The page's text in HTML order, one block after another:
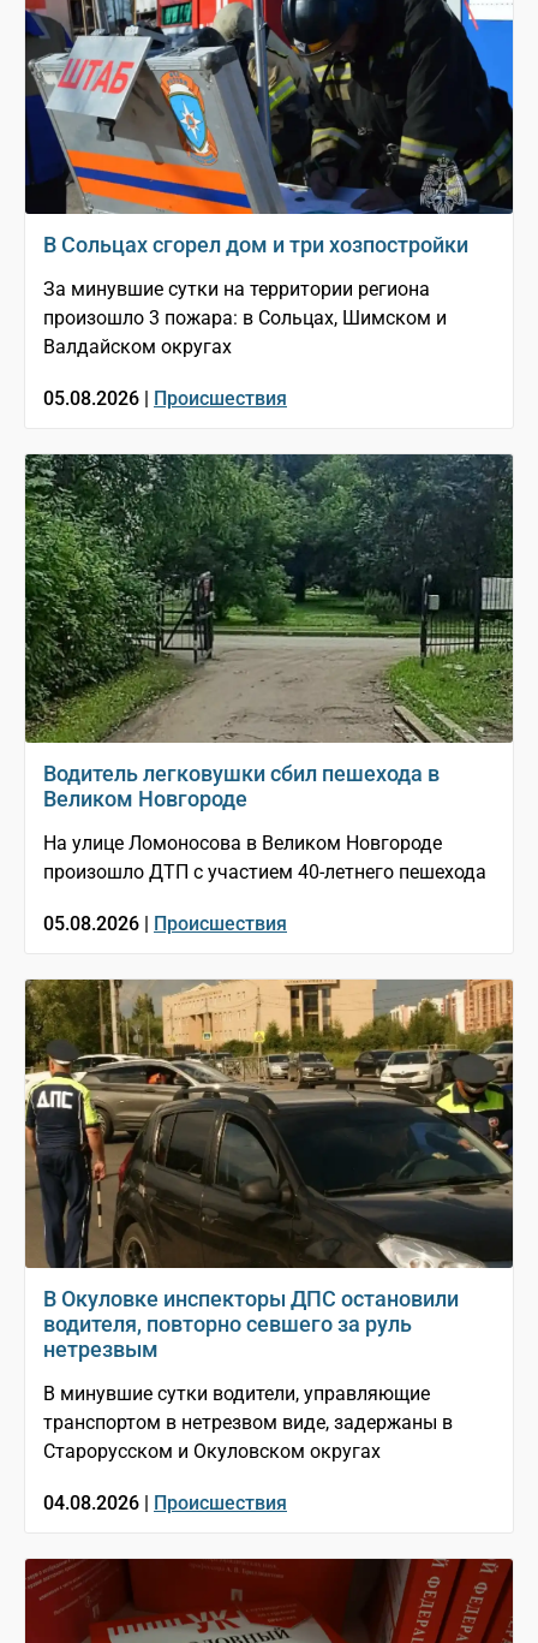
В Сольцах сгорел дом и три хозпостройки
За минувшие сутки на территории региона
произошло 3 пожара: в Сольцах, Шимском и
Валдайском округах
05.08.2026 | Происшествия
Водитель легковушки сбил пешехода в
Великом Новгороде
На улице Ломоносова в Великом Новгороде
произошло ДТП с участием 40-летнего пешехода
05.08.2026 | Происшествия
В Окуловке инспекторы ДПС остановили
водителя, повторно севшего за руль
нетрезвым
В минувшие сутки водители, управляющие
транспортом в нетрезвом виде, задержаны в
Старорусском и Окуловском округах
04.08.2026 | Происшествия